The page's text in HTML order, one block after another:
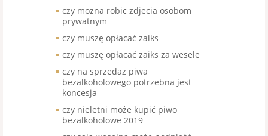
czy mozna robic zdjecia osobom
prywatnym
czy muszę opłacać zaiks
czy muszę opłacać zaiks za wesele
czy na sprzedaz piwa
bezalkoholowego potrzebna jest
koncesja
czy nieletni może kupić piwo
bezalkoholowe 2019